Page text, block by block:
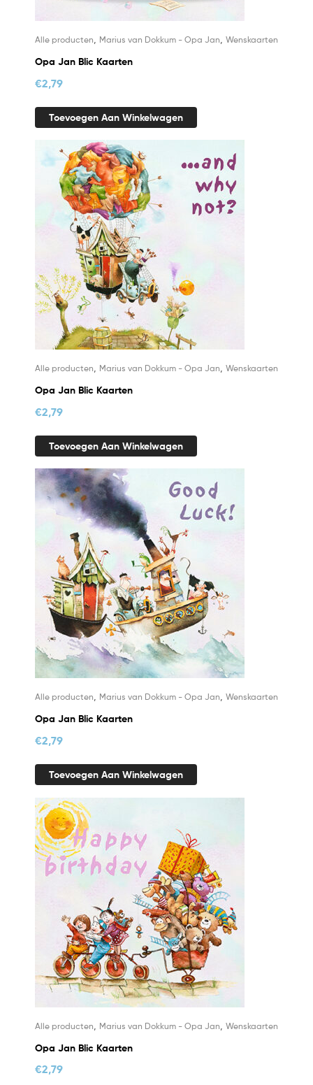
Alle producten Marius van Dokkum - Opa Jan Wenskaarten
Opa Jan Blic Kaarten
€2,79
Toevoegen Aan Winkelwagen
Alle producten Marius van Dokkum - Opa Jan Wenskaarten
Opa Jan Blic Kaarten
€2,79
Toevoegen Aan Winkelwagen
Alle producten, Marius van Dokkum - Opa Jan, Wenskaarten
Opa Jan Blic Kaarten
€2,79
Toevoegen Aan Winkelwagen
Alle producten Marius van Dokkum - Opa Jan Wenskaarten
Opa Jan Blic Kaarten
€2,79